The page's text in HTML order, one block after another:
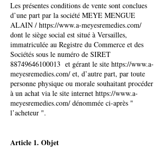
Les présentes conditions de vente sont conclues
d’une part par la société MEYE MENGUE
ALAIN / https://www.a-meyesremedies.com/
dont le siège social est situé à Versailles,
immatriculée au Registre du Commerce et des
Sociétés sous le numéro de SIRET
88749646100013 et gérant le site https://www.a-
meyesremedies.com/ et, d’autre part, par toute
personne physique ou morale souhaitant procéder
à un achat via le site internet https://www.a-
meyesremedies.com/ dénommée ci-après "
l’acheteur ".
Article 1. Objet